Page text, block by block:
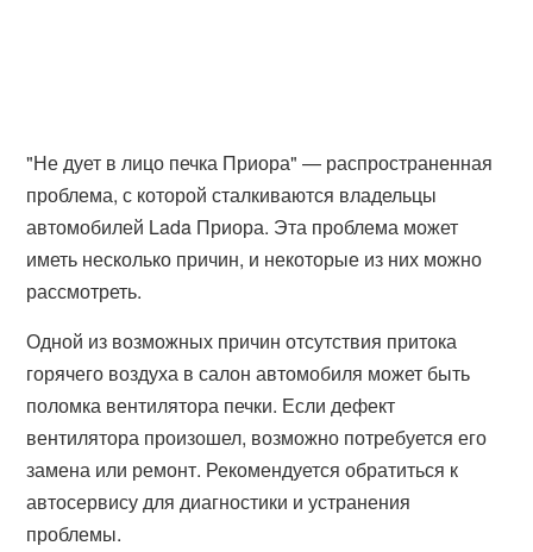
"Не дует в лицо печка Приора" — распространенная
проблема, с которой сталкиваются владельцы
автомобилей Lada Приора. Эта проблема может
иметь несколько причин, и некоторые из них можно
рассмотреть.
Одной из возможных причин отсутствия притока
горячего воздуха в салон автомобиля может быть
поломка вентилятора печки. Если дефект
вентилятора произошел, возможно потребуется его
замена или ремонт. Рекомендуется обратиться к
автосервису для диагностики и устранения
проблемы.